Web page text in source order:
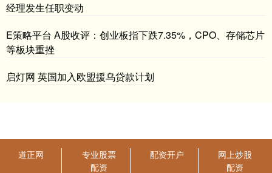
经理发生任职变动
E策略平台 A股收评：创业板指下跌7.35%，CPO、存储芯片
等板块重挫
启灯网 英国加入欧盟援乌贷款计划
道正网
专业股票
配资
配资开户
网上炒股
配资